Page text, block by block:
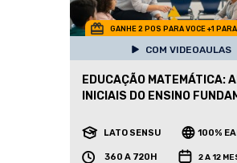
GANHE 2 POS PARA VOCE +1
COM VIDEOAULAS
EDUCAÇÃO MATEMÁTICA:
INICIAIS DO ENSINO
LATO SENSU 100%
360 A 720H 2 A 12